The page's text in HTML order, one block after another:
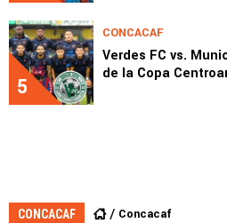
5
CONCACAF
Verdes FC vs.
de la Copa
CONCACAF Concacaf